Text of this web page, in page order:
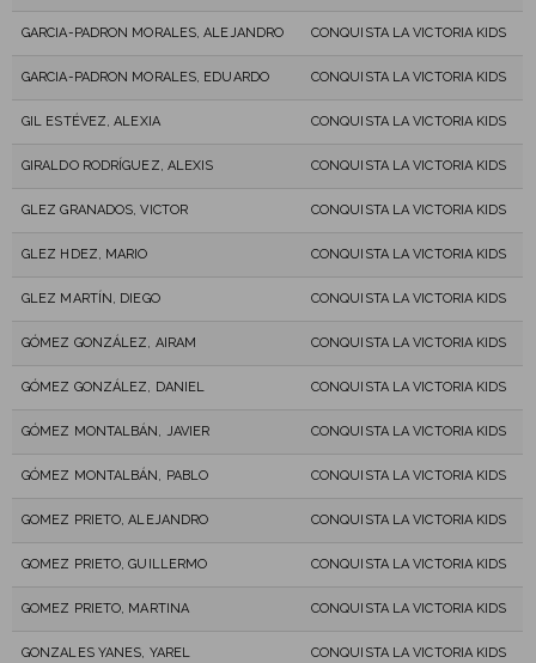
GARCIA-PADRON MORALES, ALEJANDRO CONQUISTA LA VICTORIA KIDS
GARCIA-PADRON MORALES, EDUARDO CONQUISTA LA VICTORIA KIDS
GIL ESTÉVEZ, ALEXIA CONQUISTA LA VICTORIA KIDS
GIRALDO RODRÍGUEZ, ALEXIS CONQUISTA LA VICTORIA KIDS
GLEZ GRANADOS, VICTOR CONQUISTA LA VICTORIA KIDS
GLEZ HDEZ, MARIO CONQUISTA LA VICTORIA KIDS
GLEZ MARTÍN, DIEGO CONQUISTA LA VICTORIA KIDS
GÓMEZ GONZÁLEZ, AIRAM CONQUISTA LA VICTORIA KIDS
GÓMEZ GONZÁLEZ, DANIEL CONQUISTA LA VICTORIA KIDS
GÓMEZ MONTALBÁN, JAVIER CONQUISTA LA VICTORIA KIDS
GÓMEZ MONTALBÁN, PABLO CONQUISTA LA VICTORIA KIDS
GOMEZ PRIETO, ALEJANDRO CONQUISTA LA VICTORIA KIDS
GOMEZ PRIETO, GUILLERMO CONQUISTA LA VICTORIA KIDS
GOMEZ PRIETO, MARTINA CONQUISTA LA VICTORIA KIDS
GONZALES YANES, YAREL CONQUISTA LA VICTORIA KIDS